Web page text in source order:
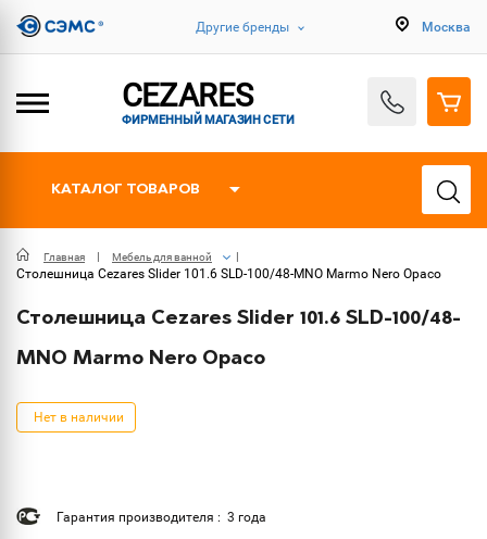
Другие бренды Москва
CEZARES
ФИРМЕННЫЙ МАГАЗИН СЕТИ
КАТАЛОГ ТОВАРОВ
Главная Мебель для ванной
Столешница Cezares Slider 101.6 SLD-100/48-MNO Marmo Nero Opaco
Столешница Cezares Slider 101.6 SLD-100/48-
MNO Marmo Nero Opaco
Нет в наличии
Гарантия производителя : 3 года